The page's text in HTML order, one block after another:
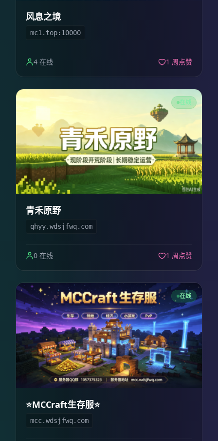
风息之境
mc1.top:10000
4 在线 1 周点赞
在线
青禾原野
qhyy.wdsjfwq.com
0 在线 1 周点赞
在线
⭐MCCraft生存服⭐
mcc.wdsjfwq.com